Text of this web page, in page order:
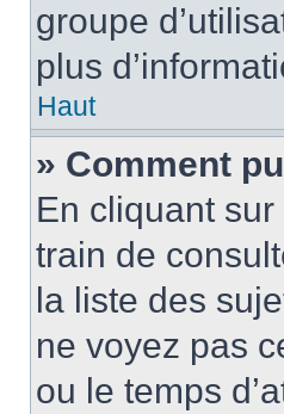
groupe
plus
Haut
» Comment
En cliquant
train de
la liste des
ne voyez pas
ou le temps